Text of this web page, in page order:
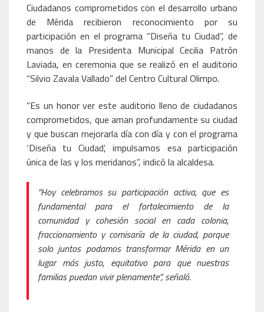
Ciudadanos comprometidos con el desarrollo urbano
de Mérida recibieron reconocimiento por su
participación en el programa “Diseña tu Ciudad”, de
manos de la Presidenta Municipal Cecilia Patrón
Laviada, en ceremonia que se realizó en el auditorio
“Silvio Zavala Vallado” del Centro Cultural Olimpo.
“Es un honor ver este auditorio lleno de ciudadanos
comprometidos, que aman profundamente su ciudad
y que buscan mejorarla día con día y con el programa
‘Diseña tu Ciudad’, impulsamos esa participación
única de las y los meridanos”, indicó la alcaldesa.
“Hoy celebramos su participación activa, que es
fundamental para el fortalecimiento de la
comunidad y cohesión social en cada colonia,
fraccionamiento y comisaría de la ciudad, porque
solo juntos podamos transformar Mérida en un
lugar más justo, equitativo para que nuestras
familias puedan vivir plenamente”, señaló.